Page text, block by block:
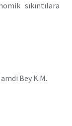
sıkıntılara
Bey K.M.